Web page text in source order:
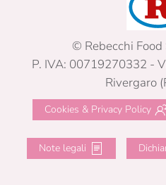
© Rebecchi Food
P. IVA: 00719270332 -
Rivergaro
Cookies & Privacy Policy
Note legali